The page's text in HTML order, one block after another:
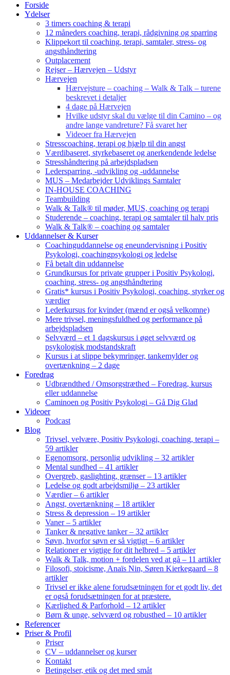
Forside
Ydelser
3 timers coaching & terapi
12 måneders coaching, terapi, rådgivning og sparring
Klippekort til coaching, terapi, samtaler, stress- og
angsthåndtering
Outplacement
Rejser – Hærvejen – Udstyr
Hærvejen
Hærvejsture – coaching – Walk & Talk – turene
beskrevet i detaljer
4 dage på Hærvejen
Hvilke udstyr skal du vælge til din Camino – og
andre lange vandreture? Få svaret her
Videoer fra Hærvejen
Stresscoaching, terapi og hjælp til din angst
Værdibaseret, styrkebaseret og anerkendende ledelse
Stresshåndtering på arbejdspladsen
Ledersparring, -udvikling og -uddannelse
MUS – Medarbejder Udviklings Samtaler
IN-HOUSE COACHING
Teambuilding
Walk & Talk® til møder, MUS, coaching og terapi
Studerende – coaching, terapi og samtaler til halv pris
Walk & Talk® – coaching og samtaler
Uddannelser & Kurser
Coachinguddannelse og eneundervisning i Positiv
Psykologi, coachingpsykologi og ledelse
Få betalt din uddannelse
Grundkursus for private grupper i Positiv Psykologi,
coaching, stress- og angsthåndtering
Gratis* kursus i Positiv Psykologi, coaching, styrker og
værdier
Lederkursus for kvinder (mænd er også velkomne)
Mere trivsel, meningsfuldhed og performance på
arbejdspladsen
Selvværd – et 1 dagskursus i øget selvværd og
psykologisk modstandskraft
Kursus i at slippe bekymringer, tankemylder og
overtænkning – 2 dage
Foredrag
Udbrændthed / Omsorgstræthed – Foredrag, kursus
eller uddannelse
Caminoen og Positiv Psykologi – Gå Dig Glad
Videoer
Podcast
Blog
Trivsel, velvære, Positiv Psykologi, coaching, terapi –
59 artikler
Egenomsorg, personlig udvikling – 32 artikler
Mental sundhed – 41 artikler
Overgreb, gaslighting, grænser – 13 artikler
Ledelse og godt arbejdsmiljø – 23 artikler
Værdier – 6 artikler
Angst, overtænkning – 18 artikler
Stress & depression – 19 artikler
Vaner – 5 artikler
Tanker & negative tanker – 32 artikler
Søvn, hvorfor søvn er så vigtigt – 6 artikler
Relationer er vigtige for dit helbred – 5 artikler
Walk & Talk, motion + fordelen ved at gå – 11 artikler
Filosofi, stoicisme, Anaïs Nin, Søren Kierkegaard – 8
artikler
Trivsel er ikke alene forudsætningen for et godt liv, det
er også forudsætningen for at præstere.
Kærlighed & Parforhold – 12 artikler
Børn & unge, selvværd og robusthed – 10 artikler
Referencer
Priser & Profil
Priser
CV – uddannelser og kurser
Kontakt
Betingelser, etik og det med småt